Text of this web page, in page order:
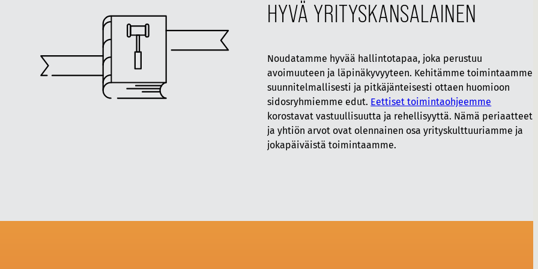
HYVÄ YRITYSKANSALAINEN
Noudatamme hyvää hallintotapaa, joka perustuu
avoimuuteen ja läpinäkyvyyteen. Kehitämme toimintaamme
suunnitelmallisesti ja pitkäjänteisesti ottaen huomioon
sidosryhmiemme edut. Eettiset toimintaohjeemme
korostavat vastuullisuutta ja rehellisyyttä. Nämä periaatteet
ja yhtiön arvot ovat olennainen osa yrityskulttuuriamme ja
jokapäiväistä toimintaamme.